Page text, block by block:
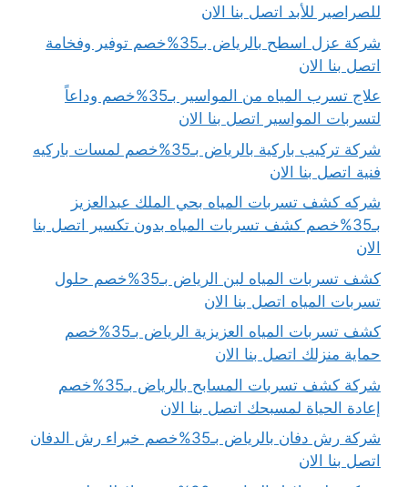
للصراصير للأبد اتصل بنا الان
شركة عزل اسطح بالرياض بـ35%خصم توفير وفخامة
اتصل بنا الان
علاج تسرب المياه من المواسير بـ35%خصم وداعاً
لتسربات المواسير اتصل بنا الان
شركة تركيب باركية بالرياض بـ35%خصم لمسات باركيه
فنية اتصل بنا الان
شركه كشف تسربات المياه بحي الملك عبدالعزيز
بـ35%خصم كشف تسربات المياه بدون تكسير اتصل بنا
الان
كشف تسربات المياه لبن الرياض بـ35%خصم حلول
تسربات المياه اتصل بنا الان
كشف تسربات المياه العزيزية الرياض بـ35%خصم
حماية منزلك اتصل بنا الان
شركة كشف تسربات المسابح بالرياض بـ35%خصم
إعادة الحياة لمسبحك اتصل بنا الان
شركة رش دفان بالرياض بـ35%خصم خبراء رش الدفان
اتصل بنا الان